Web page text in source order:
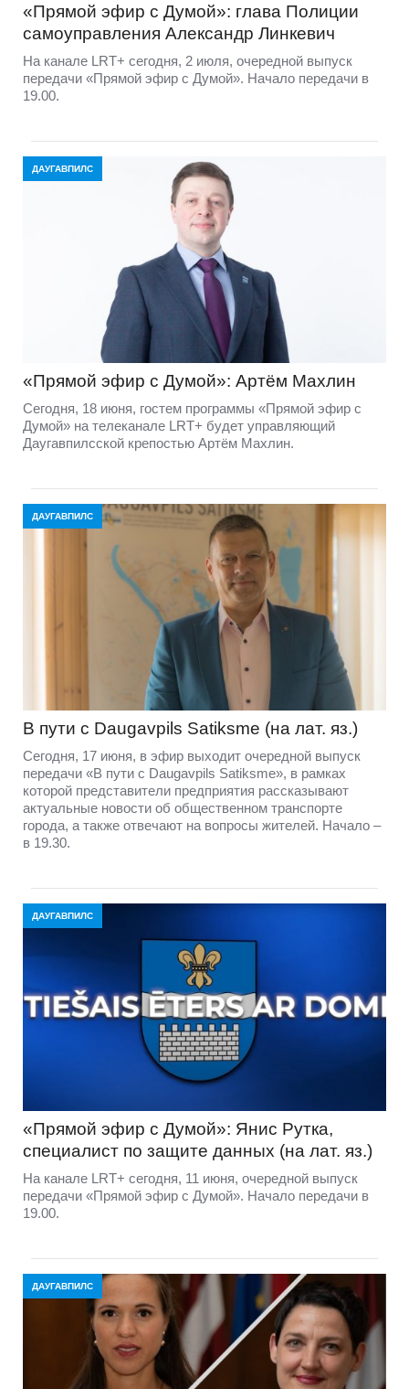
«Прямой эфир с Думой»: глава Полиции
самоуправления Александр Линкевич
На канале LRT+ сегодня, 2 июля, очередной выпуск
передачи «Прямой эфир с Думой». Начало передачи в
19.00.
ДАУГАВПИЛС
«Прямой эфир с Думой»: Артём Махлин
Сегодня, 18 июня, гостем программы «Прямой эфир с
Думой» на телеканале LRT+ будет управляющий
Даугавпилсской крепостью Артём Махлин.
ДАУГАВПИЛС
В пути с Daugavpils Satiksme (на лат. яз.)
Сегодня, 17 июня, в эфир выходит очередной выпуск
передачи «В пути с Daugavpils Satiksme», в рамках
которой представители предприятия рассказывают
актуальные новости об общественном транспорте
города, а также отвечают на вопросы жителей. Начало –
в 19.30.
ДАУГАВПИЛС
«Прямой эфир с Думой»: Янис Рутка,
специалист по защите данных (на лат. яз.)
На канале LRT+ сегодня, 11 июня, очередной выпуск
передачи «Прямой эфир с Думой». Начало передачи в
19.00.
ДАУГАВПИЛС